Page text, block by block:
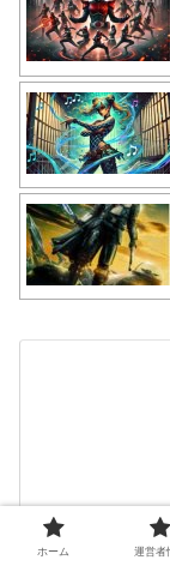
ホーム 運営者